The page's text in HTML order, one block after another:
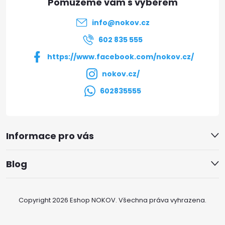
info@nokov.cz
602 835 555
https://www.facebook.com/nokov.cz/
nokov.cz/
602835555
Informace pro vás
Blog
Copyright 2026 Eshop NOKOV. Všechna práva vyhrazena.